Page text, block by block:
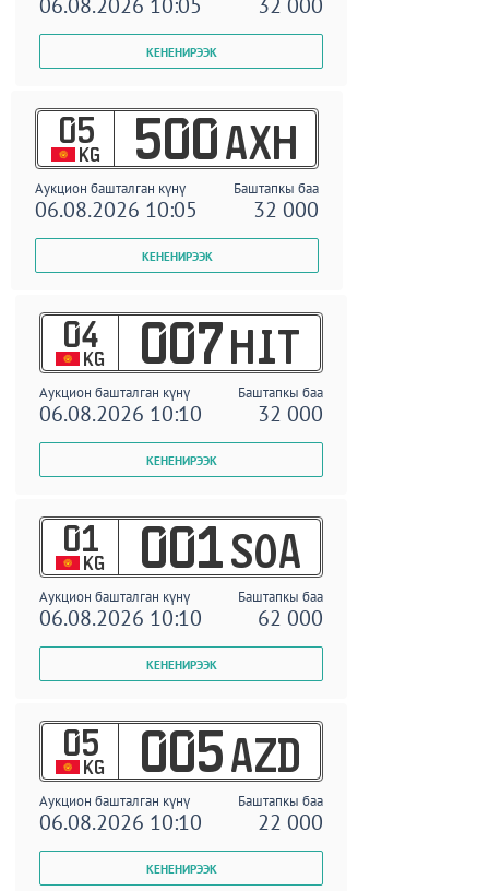
05
KG 500 AXH
Аукцион башталган күнү Баштапкы баа
06.08.2026 10:05 32 000
04
KG 007 HIT
Аукцион башталган күнү Баштапкы баа
06.08.2026 10:10 32 000
01
KG 001 SOA
Аукцион башталган күнү Баштапкы баа
06.08.2026 10:10 62 000
05
KG 005 AZD
Аукцион башталган күнү Баштапкы баа
06.08.2026 10:10 22 000